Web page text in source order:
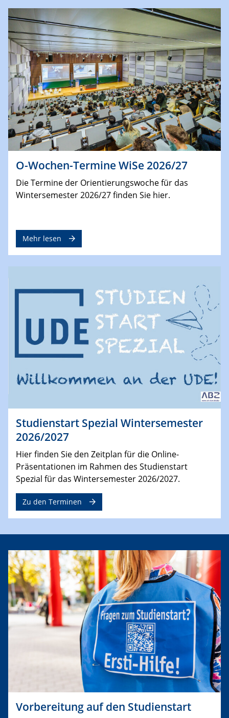
O-Wochen-Termine WiSe 2026/27
Die Termine der Orientierungswoche für das
Wintersemester 2026/27 finden Sie hier.
Mehr lesen
Studienstart Spezial Wintersemester
2026/2027
Hier finden Sie den Zeitplan für die Online-
Präsentationen im Rahmen des Studienstart
Spezial für das Wintersemester 2026/2027.
Zu den Terminen
Vorbereitung auf den Studienstart